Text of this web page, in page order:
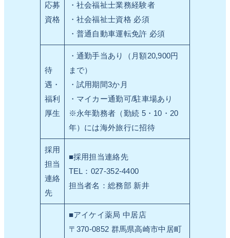
応募
資格
・社会福祉士業務経験者
・社会福祉士資格 必須
・普通自動車運転免許 必須
待
遇・
福利
厚生
・通勤手当あり（月額20,900円
まで）
・試用期間3か月
・マイカー通勤可/駐車場あり
※永年勤務者（勤続 5・10・20
年）には海外旅行に招待
採用
担当
連絡
先
■採用担当連絡先
TEL：027-352-4400
担当者名：総務部 新井
■アイケイ薬局 中居店
〒370-0852 群馬県高崎市中居町